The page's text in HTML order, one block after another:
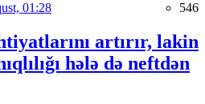
01:28 546
artırır, lakin
hələ də neftdən